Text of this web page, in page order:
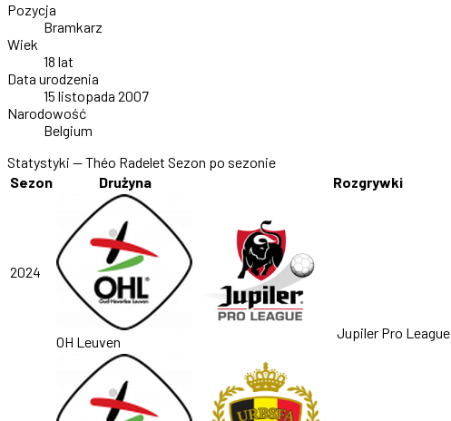
Pozycja
Bramkarz
Wiek
18 lat
Data urodzenia
15 listopada 2007
Narodowość
Belgium
Statystyki — Théo Radelet Sezon po sezonie
Sezon
Drużyna Rozgrywki
2024
OH Leuven
Jupiler Pro League